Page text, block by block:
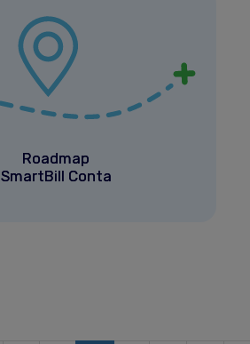
Roadmap
SmartBill Conta